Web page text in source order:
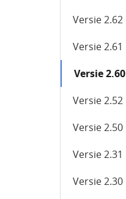
Versie 2.62
Versie 2.61
Versie 2.60
Versie 2.52
Versie 2.50
Versie 2.31
Versie 2.30